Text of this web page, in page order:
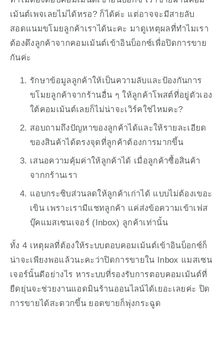
เม้นต์เพจเลยไม่ได้หรอ? ก็ได้ค่ะ แต่อาจจะมีสายลับ
สอดแนมขโมยลูกค้าเราได้นะคะ มาดูเหตุผลที่ทำไมเรา
ต้องดึงลูกค้าจากคอมเม้นต์เข้าอินบ็อกซ์เพื่อปิดการขาย
กันค่ะ
รักษาข้อมูลลูกค้าให้เป็นความลับและป้องกันการ
ขโมยลูกค้าจากร้านอื่น ๆ ให้ลูกค้าโพสต์ที่อยู่ตัวเอง
ใต้คอมเม้นต์เลยก็ไม่น่าจะเวิร์คใช่ไหมคะ?
สอบถามถึงปัญหาของลูกค้าได้และให้รายละเอียด
ของสินค้าได้ตรงจุดที่ลูกค้าต้องการมากขึ้น
เสนอความคุ้มค่าให้ลูกค้าได้ เมื่อลูกค้าซื้อสินค้า
จากกร้านเรา
แอบกระซิบส่วนลดให้ลูกค้าเก่าได้ แบบไม่ต้องเขอะ
เขิน เพราะเรามีแชทลูกค้า แค่ส่งข้อความเข้าเฟส
บุ๊คแมสเซนเจอร์ (Inbox) ลูกค้าเท่านั้น
ทั้ง 4 เหตุผลที่ต้องให้ระบบตอบคอมเม้นต์เข้าอินบ็อกซ์ก็
น่าจะเพียงพอแล้วนะคะว่าปิดการขายใน Inbox แมสเซน
เจอร์นั้นดีอย่างไร หาระบบที่รองรับการตอบคอมเม้นต์ที่
ยืดยุ่นจะช่วยงานแอดมินร้านออนไลน์ได้เยอะเลยค่ะ ปิด
การขายได้สะดวกขึ้น ยอดขายก็พุ่งกระฉูด